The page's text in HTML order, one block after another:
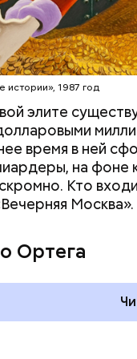
день
какие
в России
истории», 1987 год
элите
время в ней
на фоне
Кто
Москва».
Ортега